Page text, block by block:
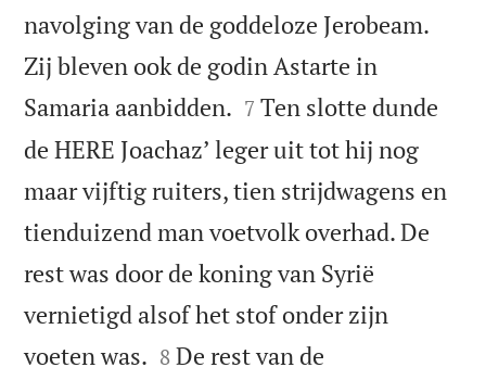
navolging van de goddeloze Jerobeam.
Zij bleven ook de godin Astarte in
Samaria aanbidden. 

7 Ten slotte dunde
de HERE Joachazʼ leger uit tot hij nog
maar vijftig ruiters, tien strijdwagens en
tienduizend man voetvolk overhad. De
rest was door de koning van Syrië
vernietigd alsof het stof onder zijn
voeten was. 

8 De rest van de